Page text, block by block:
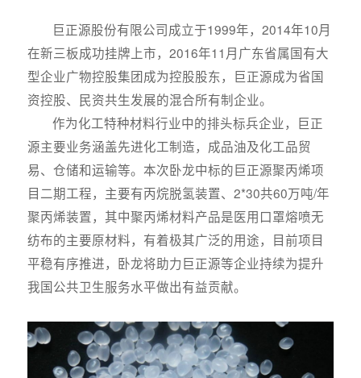
巨正源股份有限公司成立于1999年，2014年10月
在新三板成功挂牌上市，2016年11月广东省属国有大
型企业广物控股集团成为控股股东，巨正源成为省国
资控股、民资共生发展的混合所有制企业。
作为化工特种材料行业中的排头标兵企业，巨正
源主要业务涵盖先进化工制造，成品油及化工品贸
易、仓储和运输等。本次卧龙中标的巨正源聚丙烯项
目二期工程，主要有丙烷脱氢装置、2*30共60万吨/年
聚丙烯装置，其中聚丙烯材料产品是医用口罩熔喷无
纺布的主要原材料，有着极其广泛的用途，目前项目
平稳有序推进，卧龙将助力巨正源等企业持续为提升
我国公共卫生服务水平做出有益贡献。